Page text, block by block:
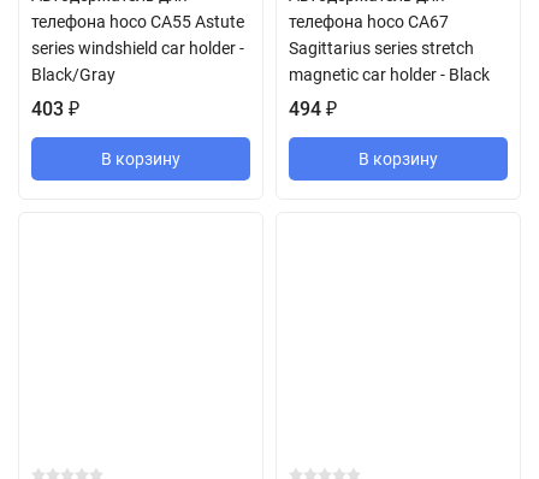
телефона hoco CA55 Astute
series windshield car holder -
Black/Gray
403 ₽
В корзину
телефона hoco CA67
Sagittarius series stretch
magnetic car holder - Black
494 ₽
В корзину